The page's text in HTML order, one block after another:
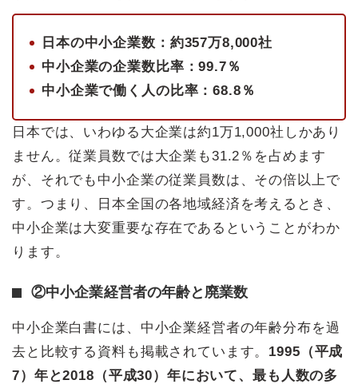
日本の中小企業数：約357万8,000社
中小企業の企業数比率：99.7％
中小企業で働く人の比率：68.8％
日本では、いわゆる大企業は約1万1,000社しかあり
ません。従業員数では大企業も31.2％を占めます
が、それでも中小企業の従業員数は、その倍以上で
す。つまり、日本全国の各地域経済を考えるとき、
中小企業は大変重要な存在であるということがわか
ります。
②中小企業経営者の年齢と廃業数
中小企業白書には、中小企業経営者の年齢分布を過
去と比較する資料も掲載されています。 1995（平成
7）年と2018（平成30）年において、最も人数の多